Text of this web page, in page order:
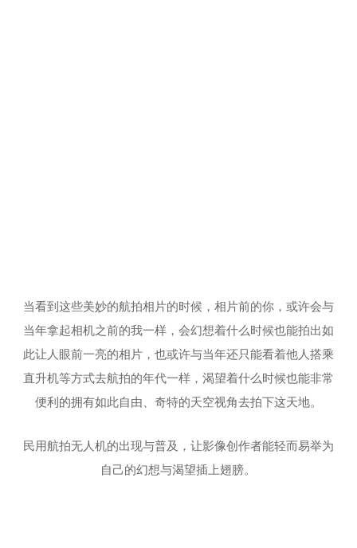
当看到这些美妙的航拍相片的时候，相片前的你，或许会与
当年拿起相机之前的我一样，会幻想着什么时候也能拍出如
此让人眼前一亮的相片，也或许与当年还只能看着他人搭乘
直升机等方式去航拍的年代一样，渴望着什么时候也能非常
便利的拥有如此自由、奇特的天空视角去拍下这天地。
民用航拍无人机的出现与普及，让影像创作者能轻而易举为
自己的幻想与渴望插上翅膀。